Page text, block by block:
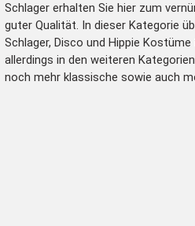
Schlager erhalten Sie hier zum
guter Qualität. In dieser Kategorie
Schlager, Disco und Hippie
allerdings in den weiteren
noch mehr klassische sowie auch